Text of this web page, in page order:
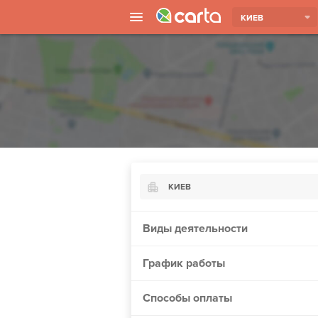
КИЕВ
КИЕВ
Борисполь
Виды деятельности
График работы
Способы оплаты